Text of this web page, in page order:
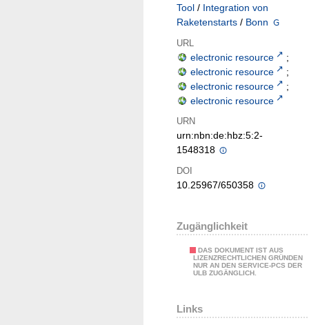
Tool / Integration von
Raketenstarts / Bonn
URL
electronic resource
;
electronic resource
;
electronic resource
;
electronic resource
URN
urn:nbn:de:hbz:5:2-
1548318
DOI
10.25967/650358
Zugänglichkeit
DAS DOKUMENT IST AUS
LIZENZRECHTLICHEN GRÜNDEN
NUR AN DEN SERVICE-PCS DER
ULB ZUGÄNGLICH.
Links